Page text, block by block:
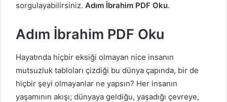
sorgulayabilirsiniz. Adım İbrahim PDF Oku.
Adım İbrahim PDF Oku
Hayatında hiçbir eksiği olmayan nice insanın
mutsuzluk tabloları çizdiği bu dünya çapında, bir de
hiçbir şeyi olmayanlar ne yapsın? Her insanın
yaşamının akışı; dünyaya geldiğu, yaşadığı çevreye,